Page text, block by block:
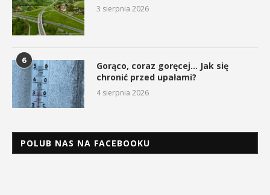
3 sierpnia 2026
6
Gorąco, coraz goręcej… Jak się
chronić przed upałami?
4 sierpnia 2026
POLUB NAS NA FACEBOOKU